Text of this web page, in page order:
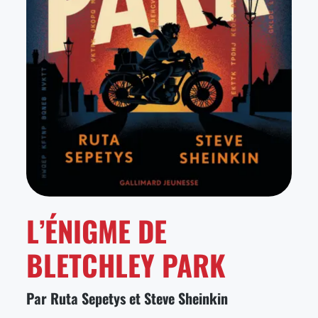
L’ÉNIGME DE
BLETCHLEY PARK
Par Ruta Sepetys et Steve Sheinkin